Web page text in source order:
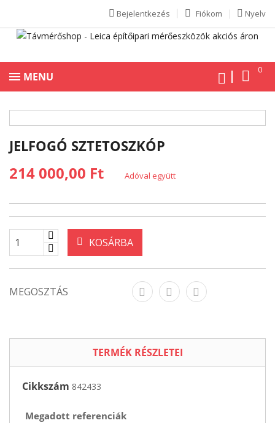
Nyelv
Fiókom
Bejelentkezés
0
MENU
JELFOGÓ SZTETOSZKÓP
214 000,00 Ft Adóval együtt
KOSÁRBA
MEGOSZTÁS
TERMÉK RÉSZLETEI
Cikkszám 842433
Megadott referenciák